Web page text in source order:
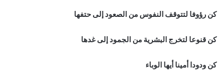
كن رؤوفا لتتوقف النفوس من الصعود إلى حتفها
كن قنوعا لتخرج البشرية من الجمود إلى غدها
كن ودودا أمينا أيها الوباء